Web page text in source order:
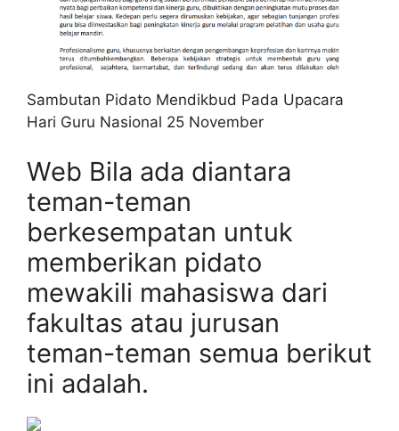
Sambutan Pidato Mendikbud Pada Upacara
Hari Guru Nasional 25 November
Web Bila ada diantara
teman-teman
berkesempatan untuk
memberikan pidato
mewakili mahasiswa dari
fakultas atau jurusan
teman-teman semua berikut
ini adalah.